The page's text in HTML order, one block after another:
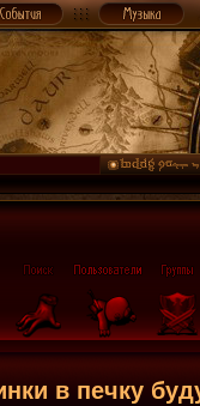
в печку